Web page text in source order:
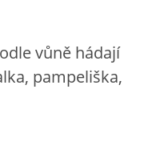
vůně hádají
pampeliška,